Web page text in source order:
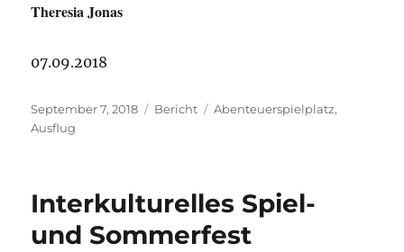
Theresia Jonas
07.09.2018
Veröffentlicht
am
September 7, 2018 Kategorien
Bericht Schlagwörter
Abenteuerspielplatz,
Ausflug
Interkulturelles Spiel-
und Sommerfest